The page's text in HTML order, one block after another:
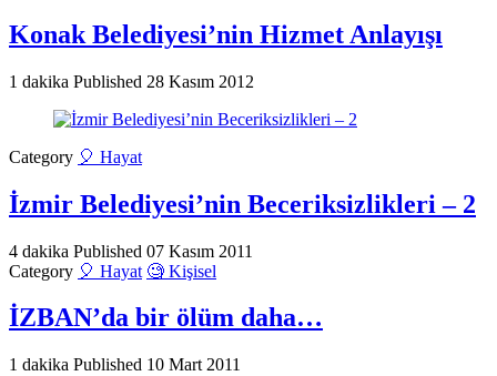
Konak Belediyesi’nin Hizmet Anlayışı
1 dakika Published 28 Kasım 2012
Category 🎈 Hayat
İzmir Belediyesi’nin Beceriksizlikleri – 2
4 dakika Published 07 Kasım 2011
Category 🎈 Hayat 🧐 Kişisel
İZBAN’da bir ölüm daha…
1 dakika Published 10 Mart 2011